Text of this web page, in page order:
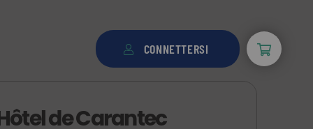
CONNETTERSI
de Carantec